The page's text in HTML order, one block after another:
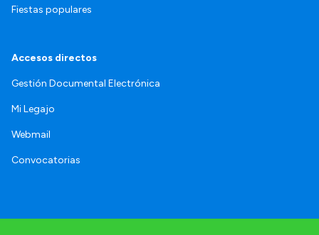
Fiestas populares
Accesos directos
Gestión Documental Electrónica
Mi Legajo
Webmail
Convocatorias